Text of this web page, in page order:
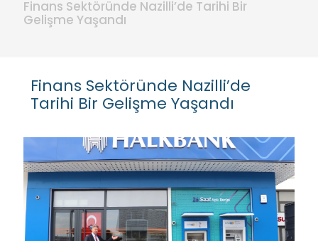
Finans Sektöründe Nazilli’de Tarihi Bir
Gelişme Yaşandı
Finans Sektöründe Nazilli’de
Tarihi Bir Gelişme Yaşandı